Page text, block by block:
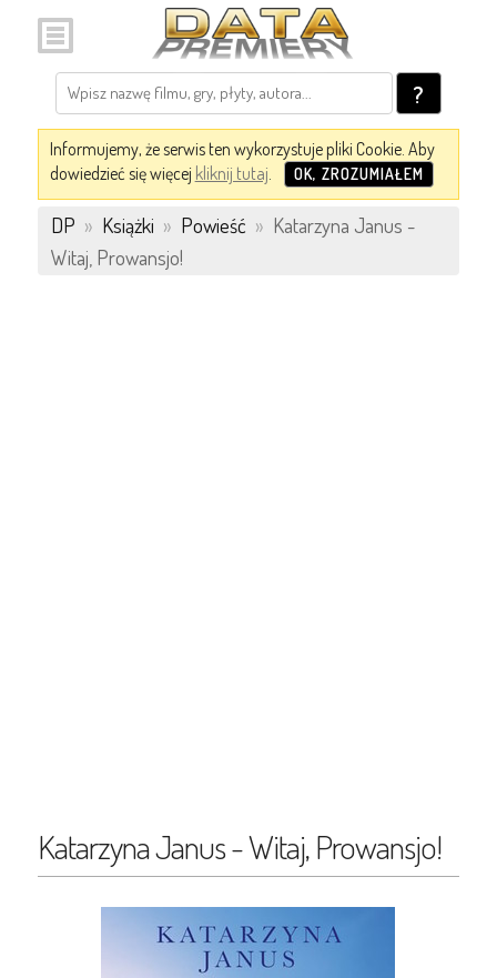
?
Informujemy, że serwis ten wykorzystuje pliki Cookie. Aby
dowiedzieć się więcej kliknij tutaj. OK, ZROZUMIAŁEM
DP » Książki » Powieść » Katarzyna Janus -
Witaj, Prowansjo!
Katarzyna Janus - Witaj, Prowansjo!